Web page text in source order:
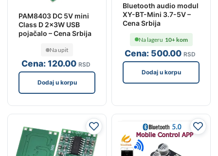
PAM8403 DC 5V mini
Class D 2x3W USB
pojačalo – Cena Srbija
Cena:120.00 RSD
Na upit
Dodaj u korpu
Bluetooth audio modul
XY-BT-Mini 3.7-5V –
Cena Srbija
Cena: 500.00 RSD
Na lageru 10+ kom
Dodaj u korpu